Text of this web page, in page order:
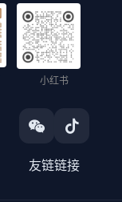
小红书
友链链接